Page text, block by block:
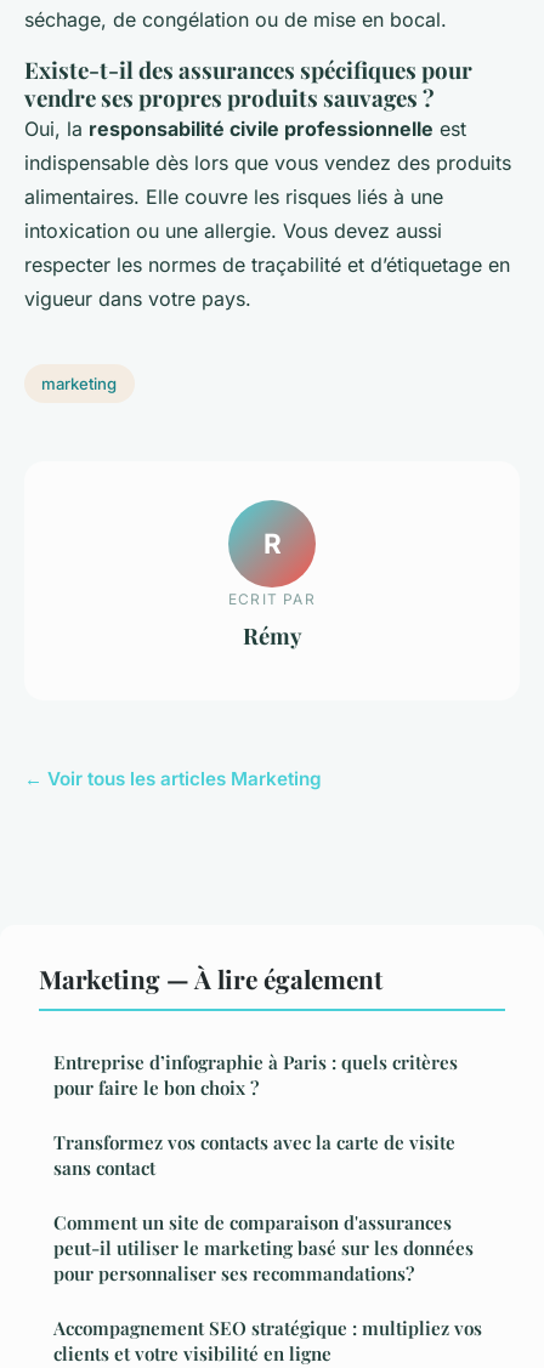
séchage, de congélation ou de mise en bocal.
Existe-t-il des assurances spécifiques pour
vendre ses propres produits sauvages ?
Oui, la responsabilité civile professionnelle est
indispensable dès lors que vous vendez des produits
alimentaires. Elle couvre les risques liés à une
intoxication ou une allergie. Vous devez aussi
respecter les normes de traçabilité et d’étiquetage en
vigueur dans votre pays.
marketing
R
ECRIT PAR
Rémy
← Voir tous les articles Marketing
Marketing — À lire également
Entreprise d’infographie à Paris : quels critères
pour faire le bon choix ?
Transformez vos contacts avec la carte de visite
sans contact
Comment un site de comparaison d'assurances
peut-il utiliser le marketing basé sur les données
pour personnaliser ses recommandations?
Accompagnement SEO stratégique : multipliez vos
clients et votre visibilité en ligne